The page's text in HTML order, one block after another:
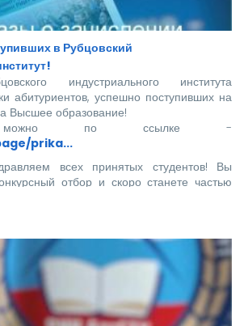
в Рубцовский
индустриального института
абитуриентов, успешно поступивших на
Высшее образование!
можно по ссылке -
prika...
всех принятых студентов! Вы
отбор и скоро станете частью